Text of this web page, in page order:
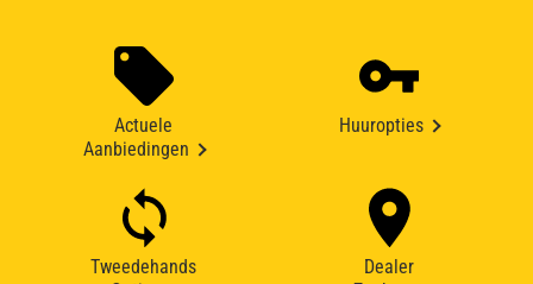
Actuele
Aanbiedingen
Huuropties
Tweedehands
Dealer